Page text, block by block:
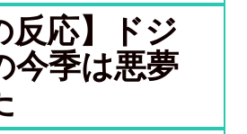
反応】ドジ
今季は悪夢